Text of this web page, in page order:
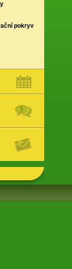
pokryv